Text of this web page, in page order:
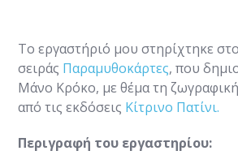
Το εργαστήριό μου στηρίχτηκε
σειράς Παραμυθοκάρτες, που
Μάνο Κρόκο, με θέμα τη
από τις εκδόσεις Κίτρινο Πατίνι.
Περιγραφή του εργαστηρίου: